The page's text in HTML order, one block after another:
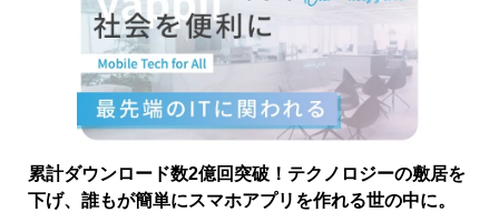
累計ダウンロード数2億回突破！テクノロジーの敷居を
下げ、誰もが簡単にスマホアプリを作れる世の中に。